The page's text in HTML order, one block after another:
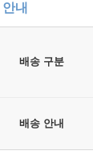
내
배송 구분
배송 안내